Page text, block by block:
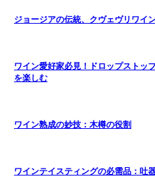
ジョージアの伝統、クヴェヴリワイ
ワイン愛好家必見！ドロップストッ
を楽しむ
ワイン熟成の妙技：木樽の役割
ワインテイスティングの必需品：吐